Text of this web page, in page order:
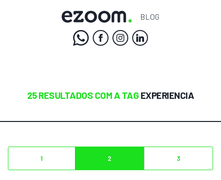
BLOG
25 RESULTADOS COM A TAG EXPERIENCIA
1 2 3